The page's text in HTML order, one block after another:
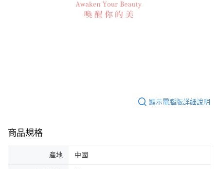
顯示電腦版詳細說明
商品規格
產地 中國